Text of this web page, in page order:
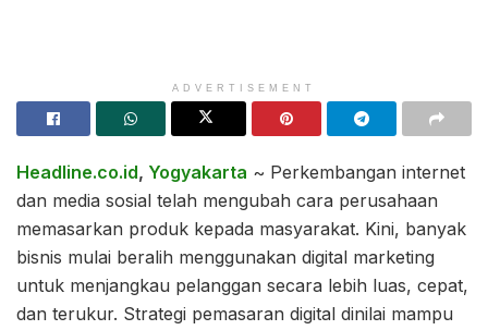
ADVERTISEMENT
Headline.co.id, Yogyakarta ~ Perkembangan internet
dan media sosial telah mengubah cara perusahaan
memasarkan produk kepada masyarakat. Kini, banyak
bisnis mulai beralih menggunakan digital marketing
untuk menjangkau pelanggan secara lebih luas, cepat,
dan terukur. Strategi pemasaran digital dinilai mampu